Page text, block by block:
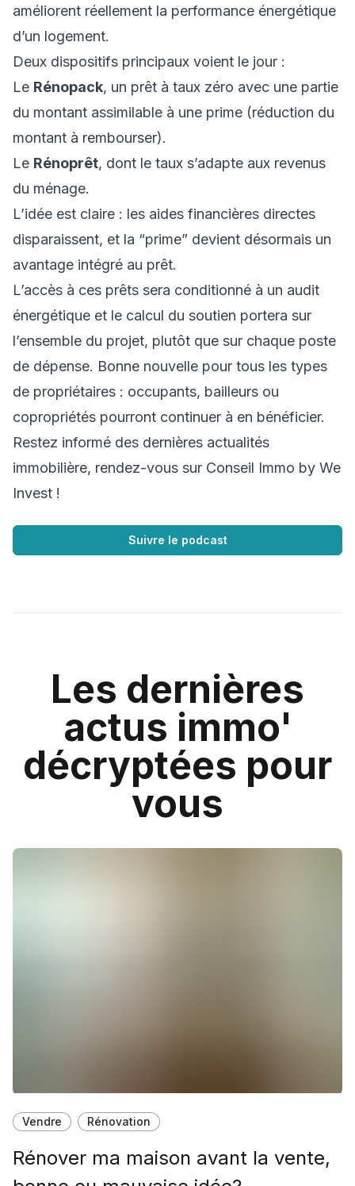
améliorent réellement la performance énergétique
d’un logement.
Deux dispositifs principaux voient le jour :
Le Rénopack, un prêt à taux zéro avec une partie
du montant assimilable à une prime (réduction du
montant à rembourser).
Le Rénoprêt, dont le taux s’adapte aux revenus
du ménage.
L’idée est claire : les aides financières directes
disparaissent, et la “prime” devient désormais un
avantage intégré au prêt.
L’accès à ces prêts sera conditionné à un audit
énergétique et le calcul du soutien portera sur
l’ensemble du projet, plutôt que sur chaque poste
de dépense. Bonne nouvelle pour tous les types
de propriétaires : occupants, bailleurs ou
copropriétés pourront continuer à en bénéficier.
Restez informé des dernières actualités
immobilière, rendez-vous sur Conseil Immo by We
Invest !
Suivre le podcast
Les dernières
actus immo'
décryptées pour
vous
Vendre Rénovation
Rénover ma maison avant la vente,